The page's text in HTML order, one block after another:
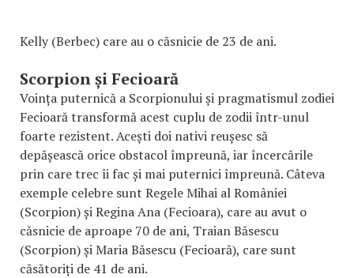
Kelly (Berbec) care au o căsnicie de 23 de ani.
Scorpion și Fecioară
Voința puternică a Scorpionului și pragmatismul zodiei
Fecioară transformă acest cuplu de zodii într-unul
foarte rezistent. Acești doi nativi reușesc să
depășească orice obstacol împreună, iar încercările
prin care trec îi fac și mai puternici împreună. Câteva
exemple celebre sunt Regele Mihai al României
(Scorpion) și Regina Ana (Fecioara), care au avut o
căsnicie de aproape 70 de ani, Traian Băsescu
(Scorpion) și Maria Băsescu (Fecioară), care sunt
căsătoriți de 41 de ani.